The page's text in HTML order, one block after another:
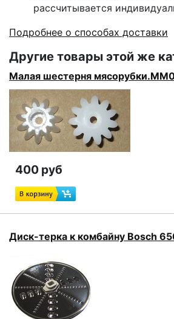
рассчитывается
Подробнее о способах доставки
Другие товары этой же
Малая шестерня
400 руб
Диск-терка к комбайну Bosch